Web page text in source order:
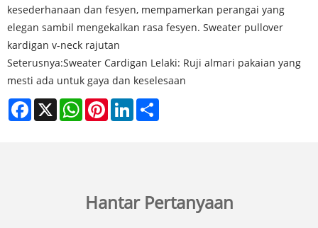
kesederhanaan dan fesyen, mempamerkan perangai yang
elegan sambil mengekalkan rasa fesyen. Sweater pullover
kardigan v-neck rajutan
Seterusnya:Sweater Cardigan Lelaki: Ruji almari pakaian yang
mesti ada untuk gaya dan keselesaan
Facebook
X WhatsAppPinterestLinkedIn
Hantar Pertanyaan